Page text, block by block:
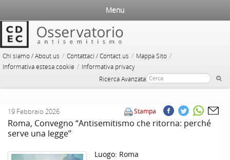
Chi siamo / About us / Contattaci / Contact us / Mappa Sito /
Informativa estesa cookie / Informativa privacy
Ricerca Avanzata
Menu
Stampa
19 Febbraio 2026
Roma, Convegno “Antisemitismo che ritorna: perché
serve una legge”
Luogo: Roma